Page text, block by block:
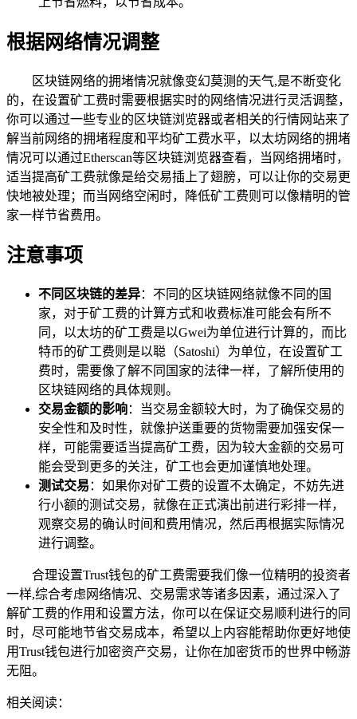
根据网络情况调整
区块链网络的拥堵情况就像变幻莫测的天气,是不断变化
的，在设置矿工费时需要根据实时的网络情况进行灵活调整，
你可以通过一些专业的区块链浏览器或者相关的行情网站来了
解当前网络的拥堵程度和平均矿工费水平，以太坊网络的拥堵
情况可以通过Etherscan等区块链浏览器查看，当网络拥堵时，
适当提高矿工费就像是给交易插上了翅膀，可以让你的交易更
快地被处理；而当网络空闲时，降低矿工费则可以像精明的管
家一样节省费用。
注意事项
不同区块链的差异：不同的区块链网络就像不同的国
家，对于矿工费的计算方式和收费标准可能会有所不
同，以太坊的矿工费是以Gwei为单位进行计算的，而比
特币的矿工费则是以聪（Satoshi）为单位，在设置矿工
费时，需要像了解不同国家的法律一样，了解所使用的
区块链网络的具体规则。
交易金额的影响：当交易金额较大时，为了确保交易的
安全性和及时性，就像护送重要的货物需要加强安保一
样，可能需要适当提高矿工费，因为较大金额的交易可
能会受到更多的关注，矿工也会更加谨慎地处理。
测试交易 ：如果你对矿工费的设置不太确定，不妨先进
行小额的测试交易，就像在正式演出前进行彩排一样，
观察交易的确认时间和费用情况，然后再根据实际情况
进行调整。
合理设置Trust钱包的矿工费需要我们像一位精明的投资者
一样,综合考虑网络情况、交易需求等诸多因素，通过深入了
解矿工费的作用和设置方法，你可以在保证交易顺利进行的同
时，尽可能地节省交易成本，希望以上内容能帮助你更好地使
用Trust钱包进行加密资产交易，让你在加密货币的世界中畅游
无阻。
相关阅读：